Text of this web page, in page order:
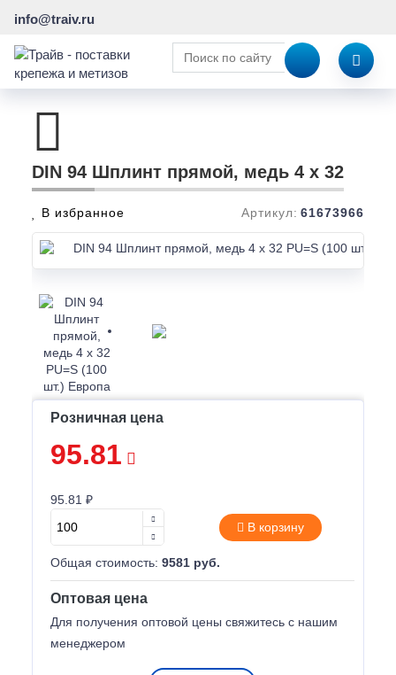
info@traiv.ru
DIN 94 Шплинт прямой, медь 4 x 32
В избранное Артикул: 61673966
Розничная цена
95.81
95.81 ₽
В корзину
Общая стоимость: 9581 руб.
Оптовая цена
Для получения оптовой цены свяжитесь с нашим
менеджером